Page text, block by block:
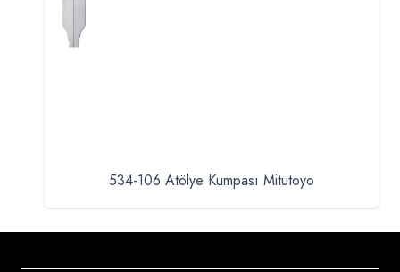
534-106 Atölye Kumpası Mitutoyo